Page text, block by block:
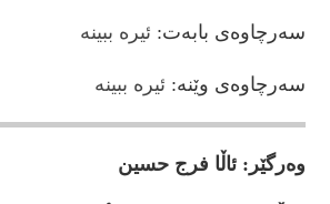
سەرچاوەی بابەت: ئيره ببينه
سەرچاوەی وێنە: ئيره ببينه
وەرگێر: ئاڵا فرج حسین